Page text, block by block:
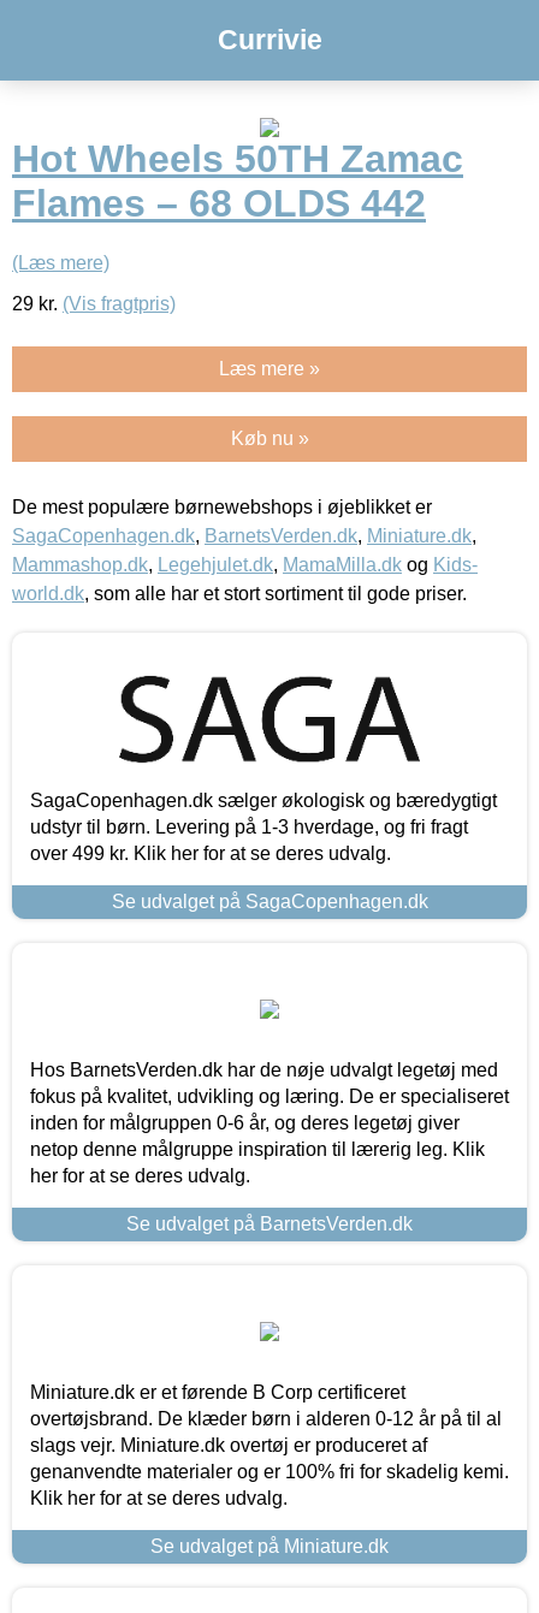
Currivie
Hot Wheels 50TH Zamac
Flames – 68 OLDS 442
(Læs mere)
29 kr. (Vis fragtpris)
Læs mere »
Køb nu »
De mest populære børnewebshops i øjeblikket er
SagaCopenhagen.dk, BarnetsVerden.dk, Miniature.dk,
Mammashop.dk, Legehjulet.dk, MamaMilla.dk og Kids-
world.dk, som alle har et stort sortiment til gode priser.
SagaCopenhagen.dk sælger økologisk og bæredygtigt
udstyr til børn. Levering på 1-3 hverdage, og fri fragt
over 499 kr. Klik her for at se deres udvalg.
Se udvalget på SagaCopenhagen.dk
Hos BarnetsVerden.dk har de nøje udvalgt legetøj med
fokus på kvalitet, udvikling og læring. De er specialiseret
inden for målgruppen 0-6 år, og deres legetøj giver
netop denne målgruppe inspiration til lærerig leg. Klik
her for at se deres udvalg.
Se udvalget på BarnetsVerden.dk
Miniature.dk er et førende B Corp certificeret
overtøjsbrand. De klæder børn i alderen 0-12 år på til al
slags vejr. Miniature.dk overtøj er produceret af
genanvendte materialer og er 100% fri for skadelig kemi.
Klik her for at se deres udvalg.
Se udvalget på Miniature.dk